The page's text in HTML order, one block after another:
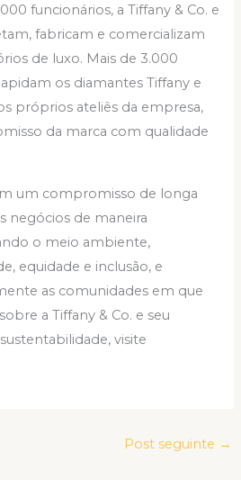
funcionários, a Tiffany & Co. e
fabricam e comercializam
de luxo. Mais de 3.000
os diamantes Tiffany e
próprios ateliês da empresa,
da marca com qualidade
um compromisso de longa
negócios de maneira
o meio ambiente,
equidade e inclusão, e
as comunidades em que
a Tiffany & Co. e seu
visite
Post seguinte →